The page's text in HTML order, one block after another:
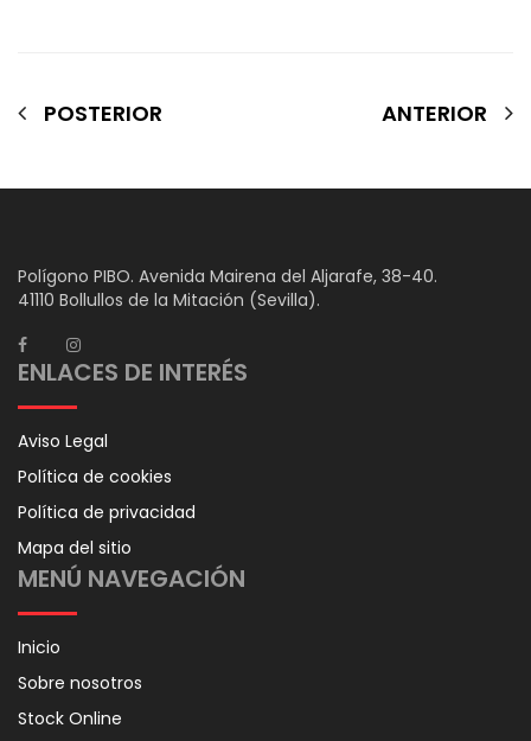
POSTERIOR ANTERIOR
Polígono PIBO. Avenida Mairena del Aljarafe, 38-40.
41110 Bollullos de la Mitación (Sevilla).
ENLACES DE INTERÉS
Aviso Legal
Política de cookies
Política de privacidad
Mapa del sitio
MENÚ NAVEGACIÓN
Inicio
Sobre nosotros
Stock Online